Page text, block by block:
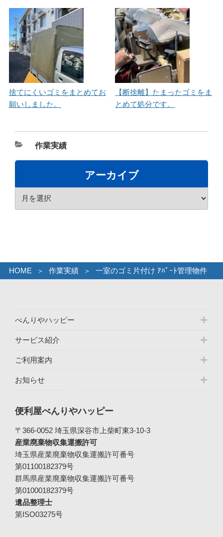
捨てにくいゴミをまとめてお
願いしました。
【断捨離】たまったゴミをま
とめて処分です。
カ
テ
ー
作業実績
アーカイブ
HOME 作業実績 一室のゴミ片付け ｱﾊﾟｰﾄ管理物件
べんりやハッピー
サービス紹介
ご利用案内
お知らせ
便利屋べんりやハッピー
〒366-0052 埼玉県深谷市上柴町東3-10-3
産業廃棄物収集運搬許可
埼玉県産業廃棄物収集運搬許可番号
第01100182379号
群馬県産業廃棄物収集運搬許可番号
第01000182379号
遺品整理士
第ISO03275号